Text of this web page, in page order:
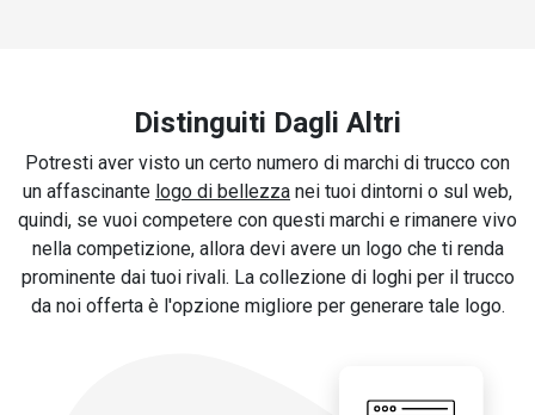
Distinguiti Dagli Altri
Potresti aver visto un certo numero di marchi di trucco con
un affascinante logo di bellezza nei tuoi dintorni o sul web,
quindi, se vuoi competere con questi marchi e rimanere vivo
nella competizione, allora devi avere un logo che ti renda
prominente dai tuoi rivali. La collezione di loghi per il trucco
da noi offerta è l'opzione migliore per generare tale logo.